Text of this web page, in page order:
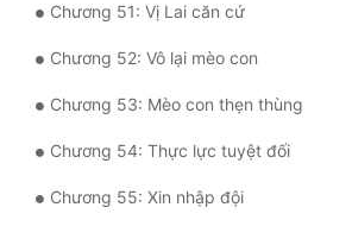
Chương 51: Vị Lai căn cứ
Chương 52: Vô lại mèo con
Chương 53: Mèo con thẹn thùng
Chương 54: Thực lực tuyệt đối
Chương 55: Xin nhập đội